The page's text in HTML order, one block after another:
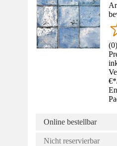
(0)
€*
Online bestellbar
Nicht reservierbar